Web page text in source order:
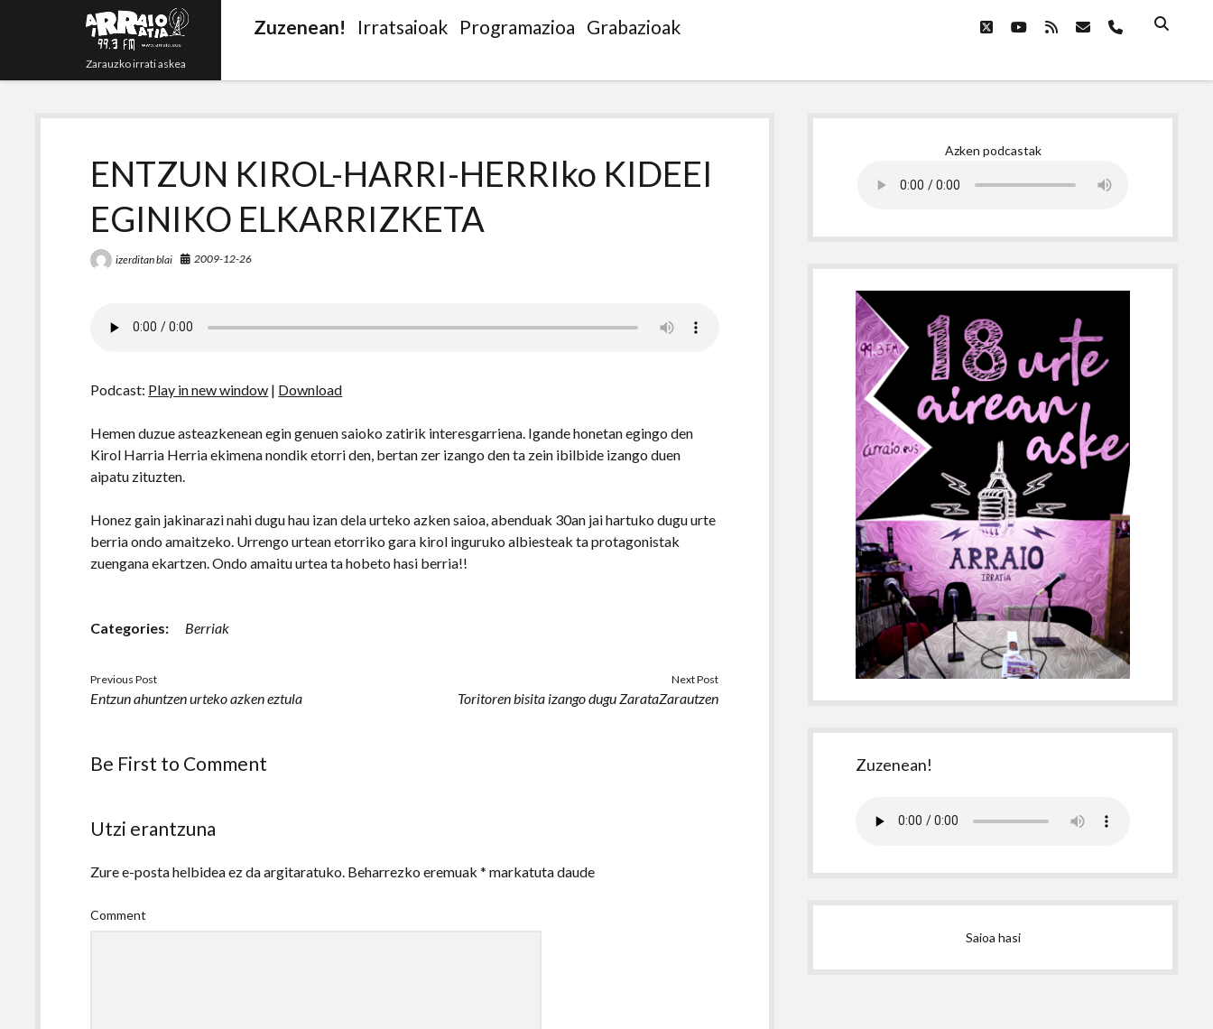
Zarauzko irrati askea
Zuzenean! Irratsaioak Programazioa Grabazioak twitteryoutube
rss emailphone
ENTZUN KIROL-HARRI-HERRIko KIDEEI
EGINIKO ELKARRIZKETA
izerditan blai 2009-12-26
Podcast: Play in new window | Download
Hemen duzue asteazkenean egin genuen saioko zatirik interesgarriena. Igande honetan egingo den
Kirol Harria Herria ekimena nondik etorri den, bertan zer izango den ta zein ibilbide izango duen
aipatu zituzten.
Honez gain jakinarazi nahi dugu hau izan dela urteko azken saioa, abenduak 30an jai hartuko dugu urte
berria ondo amaitzeko. Urrengo urtean etorriko gara kirol inguruko albiesteak ta protagonistak
zuengana ekartzen. Ondo amaitu urtea ta hobeto hasi berria!!
Categories: Berriak
Previous Post
Entzun ahuntzen urteko azken eztula
Next Post
Toritoren bisita izango dugu ZarataZarautzen
Be First to Comment
Utzi erantzuna
Zure e-posta helbidea ez da argitaratuko. Beharrezko eremuak* markatuta daude
Comment
Azken podcastak
Zuzenean!
Saioa hasi